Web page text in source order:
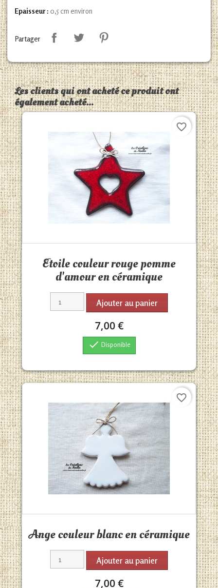
Epaisseur : 0,5 cm environ
Partager
Les clients qui ont acheté ce produit ont
également acheté...
Etoile couleur rouge pomme
d'amour en céramique
Ajouter au panier
7,00 €
 Disponible
favorite_border
Ange couleur blanc en céramique
Ajouter au panier
7,00 €
favorite_border